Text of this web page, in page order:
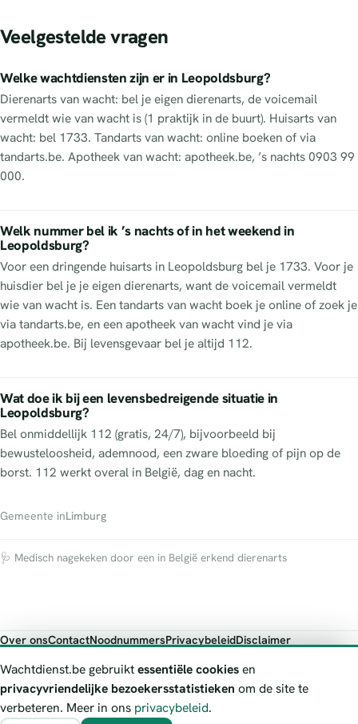
Veelgestelde vragen
Welke wachtdiensten zijn er in Leopoldsburg?
Dierenarts van wacht: bel je eigen dierenarts, de voicemail
vermeldt wie van wacht is (1 praktijk in de buurt). Huisarts van
wacht: bel 1733. Tandarts van wacht: online boeken of via
tandarts.be. Apotheek van wacht: apotheek.be, ’s nachts 0903 99
000.
Welk nummer bel ik ’s nachts of in het weekend in
Leopoldsburg?
Voor een dringende huisarts in Leopoldsburg bel je 1733. Voor je
huisdier bel je je eigen dierenarts, want de voicemail vermeldt
wie van wacht is. Een tandarts van wacht boek je online of zoek je
via tandarts.be, en een apotheek van wacht vind je via
apotheek.be. Bij levensgevaar bel je altijd 112.
Wat doe ik bij een levensbedreigende situatie in
Leopoldsburg?
Bel onmiddellijk 112 (gratis, 24/7), bijvoorbeeld bij
bewusteloosheid, ademnood, een zware bloeding of pijn op de
borst. 112 werkt overal in België, dag en nacht.
Gemeente inLimburg
🩺 Medisch nagekeken door een in België erkend dierenarts
Over onsContactNoodnummersPrivacybeleidDisclaimer
Wachtdienst.be toont publieke wachtdienst-informatie ter oriëntatie.
Bij levensgevaar bel je altijd 112. Controleer altijd de actuele
wachtregeling bij de vermelde officiële bron.
Wachtdienst.be gebruiktessentiële cookiesen
privacyvriendelijke bezoekersstatistieken om de site te
verbeteren. Meer in ons privacybeleid.